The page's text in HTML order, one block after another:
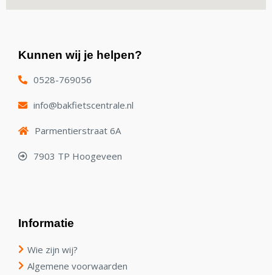
Kunnen wij je helpen?
0528-769056
info@bakfietscentrale.nl
Parmentierstraat 6A
7903 TP Hoogeveen
Informatie
Wie zijn wij?
Algemene voorwaarden